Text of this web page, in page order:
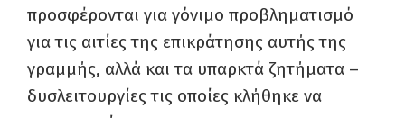
προσφέρονται για γόνιμο προβληματισμό
για τις αιτίες της επικράτησης αυτής της
γραμμής, αλλά και τα υπαρκτά ζητήματα –
δυσλειτουργίες τις οποίες κλήθηκε να